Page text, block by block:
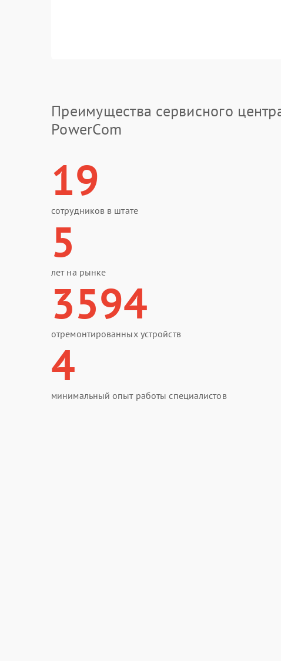
Преимущества сервисного
PowerCom
19
сотрудников в штате
5
лет на рынке
3594
отремонтированных устройств
4
минимальный опыт работы специалистов